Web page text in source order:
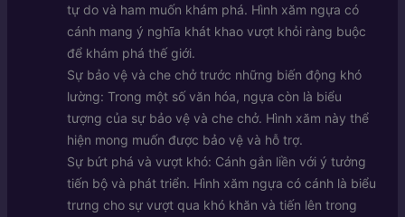
tự do và ham muốn khám phá. Hình xăm ngựa có
cánh mang ý nghĩa khát khao vượt khỏi ràng buộc
để khám phá thế giới.
Sự bảo vệ và che chở trước những biến động khó
lường: Trong một số văn hóa, ngựa còn là biểu
tượng của sự bảo vệ và che chở. Hình xăm này thể
hiện mong muốn được bảo vệ và hỗ trợ.
Sự bứt phá và vượt khó: Cánh gắn liền với ý tưởng
tiến bộ và phát triển. Hình xăm ngựa có cánh là biểu
trưng cho sự vượt qua khó khăn và tiến lên trong